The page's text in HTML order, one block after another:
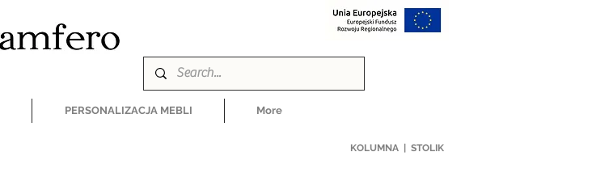
PERSONALIZACJA MEBLI More
KOLUMNA | STOLIK